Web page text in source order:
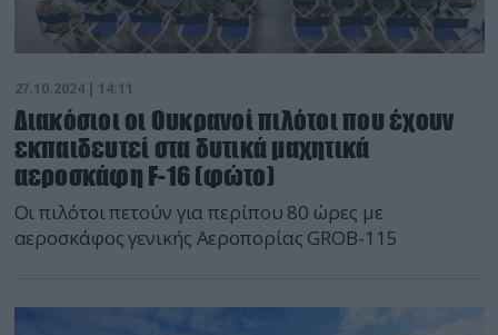
27.10.2024 | 14:11
Διακόσιοι οι Ουκρανοί πιλότοι που έχουν
εκπαιδευτεί στα δυτικά μαχητικά
αεροσκάφη F-16 (φώτο)
Οι πιλότοι πετούν για περίπου 80 ώρες με
αεροσκάφος γενικής Αεροπορίας GROB-115